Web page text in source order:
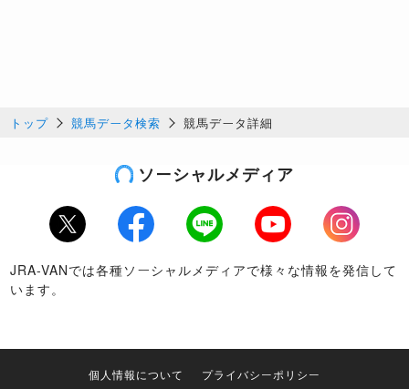
トップ 競馬データ検索 競馬データ詳細
ソーシャルメディア
Twitter Facebook LINE Youtube
Instagram
JRA-VANでは各種ソーシャルメディアで様々な情報を発信して
います。
個人情報について プライバシーポリシー